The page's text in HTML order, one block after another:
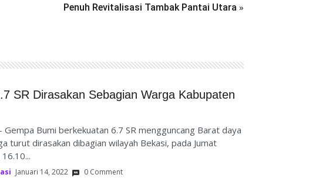
Penuh Revitalisasi Tambak Pantai Utara »
SR Dirasakan Sebagian Warga Kabupaten
Gempa Bumi berkekuatan 6.7 SR mengguncang Barat daya
turut dirasakan dibagian wilayah Bekasi, pada Jumat
Januari 14, 2022 0 Comment